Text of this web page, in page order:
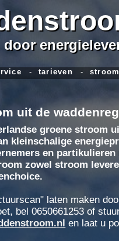
door
uit de
groene stroom
kleinschalige
en partikulieren
zowel stroom
laten maken
bel 0650661253 of
en laat u
- tarieven -